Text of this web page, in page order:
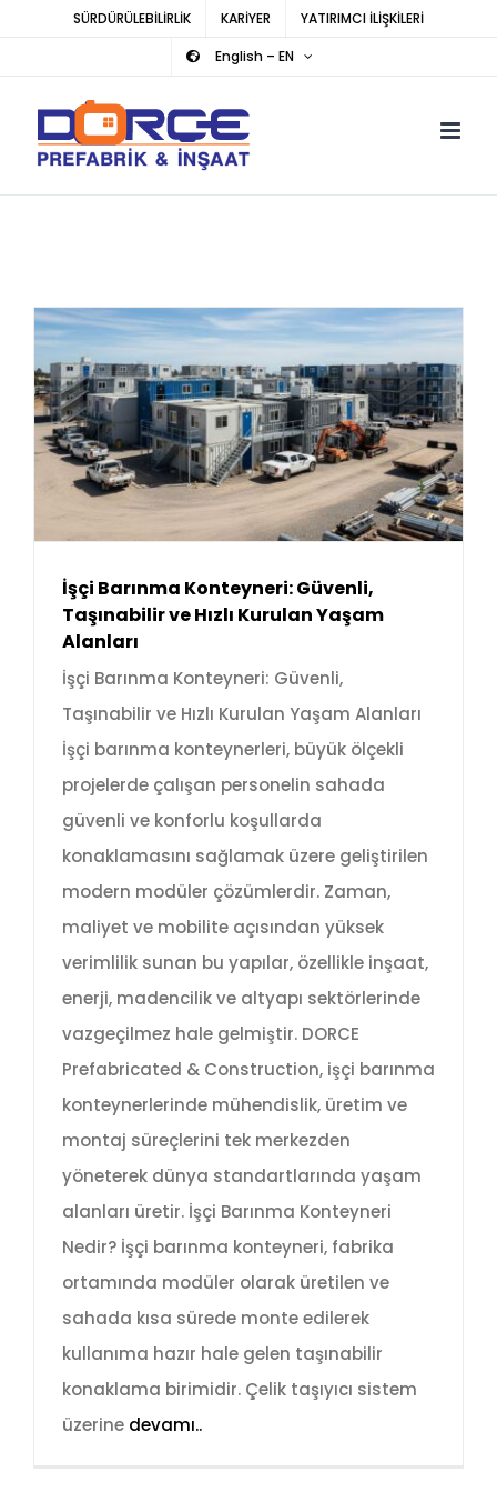
SÜRDÜRÜLEBİLİRLİK KARİYER
YATIRIMCI İLİŞKİLERİ
English – EN
İşçi Barınma Konteyneri: Güvenli,
Taşınabilir ve Hızlı Kurulan Yaşam
Alanları
İşçi Barınma Konteyneri: Güvenli,
Taşınabilir ve Hızlı Kurulan Yaşam Alanları
İşçi barınma konteynerleri, büyük ölçekli
projelerde çalışan personelin sahada
güvenli ve konforlu koşullarda
konaklamasını sağlamak üzere geliştirilen
modern modüler çözümlerdir. Zaman,
maliyet ve mobilite açısından yüksek
verimlilik sunan bu yapılar, özellikle inşaat,
enerji, madencilik ve altyapı sektörlerinde
vazgeçilmez hale gelmiştir. DORCE
Prefabricated & Construction, işçi barınma
konteynerlerinde mühendislik, üretim ve
montaj süreçlerini tek merkezden
yöneterek dünya standartlarında yaşam
alanları üretir. İşçi Barınma Konteyneri
Nedir? İşçi barınma konteyneri, fabrika
ortamında modüler olarak üretilen ve
sahada kısa sürede monte edilerek
kullanıma hazır hale gelen taşınabilir
konaklama birimidir. Çelik taşıyıcı sistem
üzerine devamı..